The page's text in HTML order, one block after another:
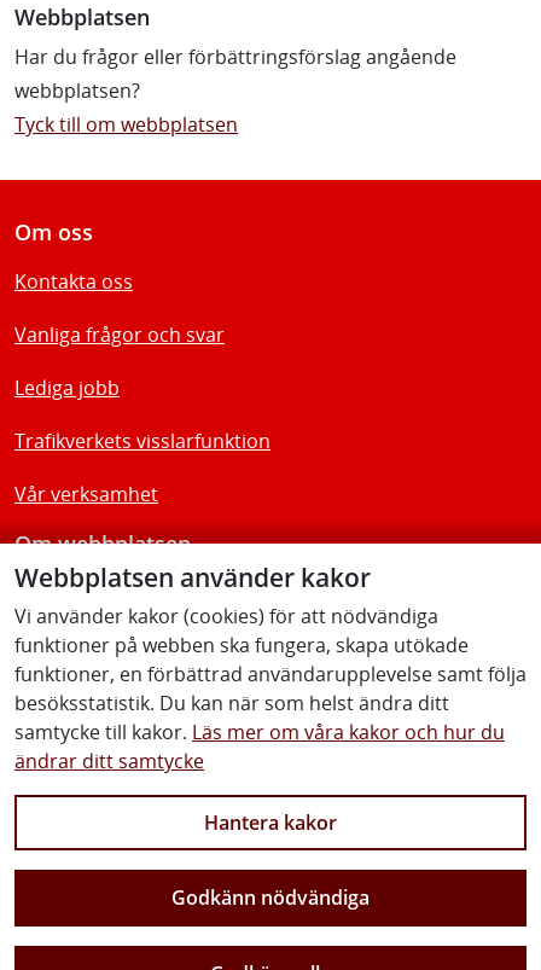
Webbplatsen använder kakor
Vi använder kakor (cookies) för att nödvändiga
funktioner på webben ska fungera, skapa utökade
funktioner, en förbättrad användarupplevelse samt följa
besöksstatistik. Du kan när som helst ändra ditt
samtycke till kakor. Läs mer om våra kakor och hur du
ändrar ditt samtycke
Hantera kakor
Godkänn nödvändiga
Webbplatsen
Har du frågor eller förbättringsförslag angående
webbplatsen?
Tyck till om webbplatsen
Vi gör Sverige närmare
Om oss
Kontakta oss
Vanliga frågor och svar
Lediga jobb
Trafikverkets visslarfunktion
Vår verksamhet
Om webbplatsen
Tillgänglighetsredogörelse
Följ oss
Facebook Youtube